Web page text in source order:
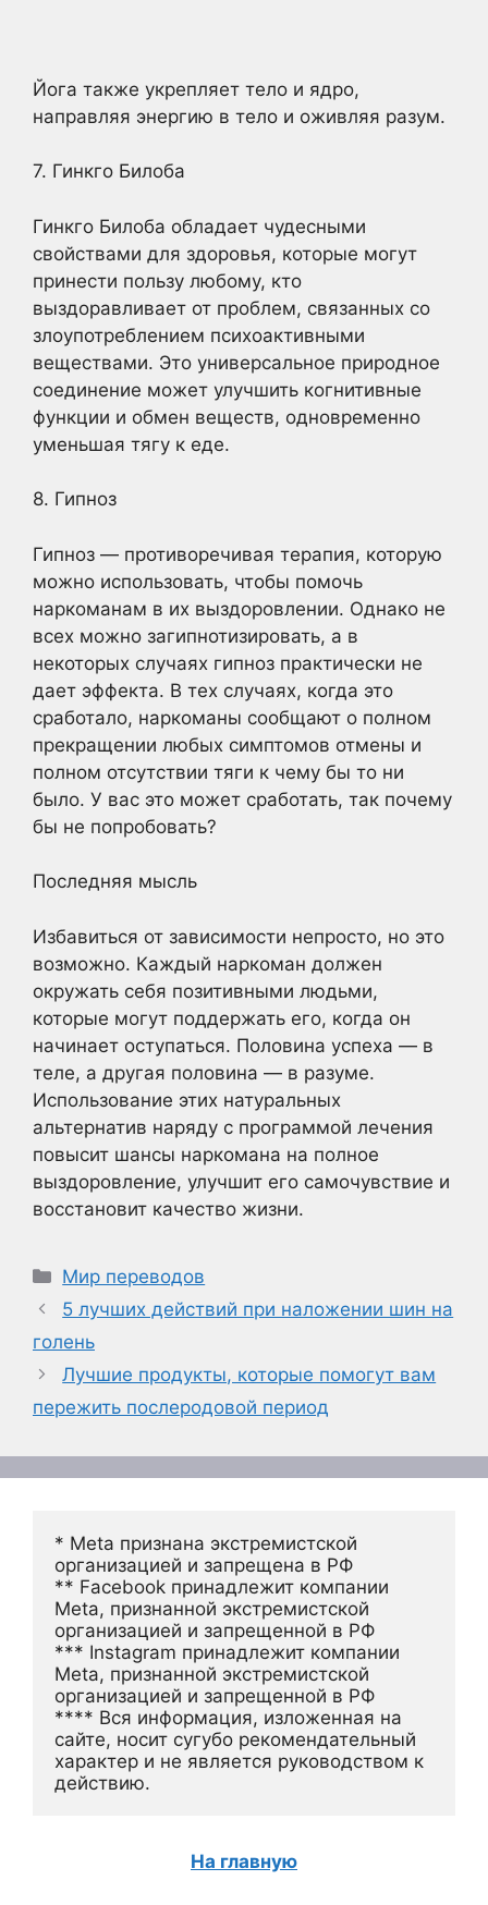
Йога также укрепляет тело и ядро,
направляя энергию в тело и оживляя разум.
7. Гинкго Билоба
Гинкго Билоба обладает чудесными
свойствами для здоровья, которые могут
принести пользу любому, кто
выздоравливает от проблем, связанных со
злоупотреблением психоактивными
веществами. Это универсальное природное
соединение может улучшить когнитивные
функции и обмен веществ, одновременно
уменьшая тягу к еде.
8. Гипноз
Гипноз — противоречивая терапия, которую
можно использовать, чтобы помочь
наркоманам в их выздоровлении. Однако не
всех можно загипнотизировать, а в
некоторых случаях гипноз практически не
дает эффекта. В тех случаях, когда это
сработало, наркоманы сообщают о полном
прекращении любых симптомов отмены и
полном отсутствии тяги к чему бы то ни
было. У вас это может сработать, так почему
бы не попробовать?
Последняя мысль
Избавиться от зависимости непросто, но это
возможно. Каждый наркоман должен
окружать себя позитивными людьми,
которые могут поддержать его, когда он
начинает оступаться. Половина успеха — в
теле, а другая половина — в разуме.
Использование этих натуральных
альтернатив наряду с программой лечения
повысит шансы наркомана на полное
выздоровление, улучшит его самочувствие и
восстановит качество жизни.
Рубрики
Мир переводов
5 лучших действий при наложении шин на
голень
Лучшие продукты, которые помогут вам
пережить послеродовой период
* Meta признана экстремистской
организацией и запрещена в РФ
** Facebook принадлежит компании
Meta, признанной экстремистской
организацией и запрещенной в РФ
*** Instagram принадлежит компании
Meta, признанной экстремистской
организацией и запрещенной в РФ
**** Вся информация, изложенная на
сайте, носит сугубо рекомендательный
характер и не является руководством к
действию.
На главную